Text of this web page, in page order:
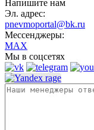
Напишите нам
Эл. адрес:
pnevmoportal@bk.ru
Мессенджеры:
MAX
Мы в соцсетях